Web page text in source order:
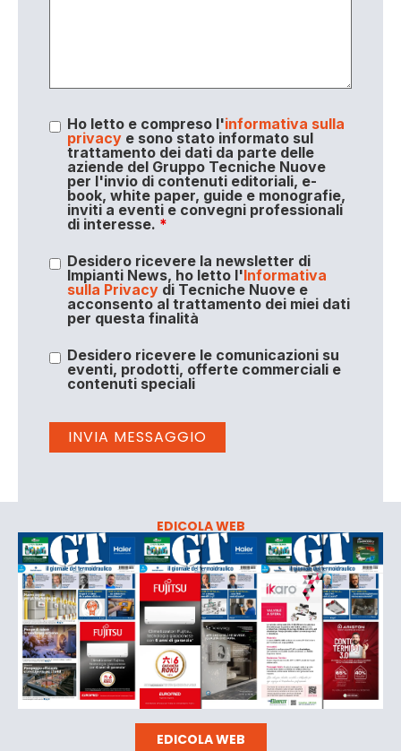
Ho letto e compreso l'informativa sulla
privacye sono stato informato sul
trattamento dei dati da parte delle
aziende del Gruppo Tecniche Nuove
per l'invio di contenuti editoriali, e-
book, white paper, guide e monografie,
inviti a eventi e convegni professionali
di interesse. *
Desidero ricevere la newsletter di
Impianti News, ho letto l'Informativa
sulla Privacydi Tecniche Nuove e
acconsento al trattamento dei miei dati
per questa finalità
Desidero ricevere le comunicazioni su
eventi, prodotti, offerte commerciali e
contenuti speciali
EDICOLA WEB
EDICOLA WEB